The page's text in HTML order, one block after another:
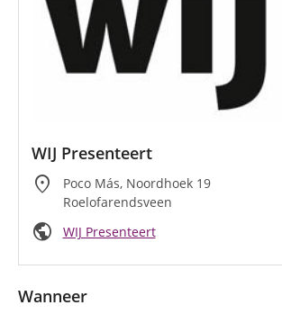
WIJ Presenteert
location_on
Poco Más, Noordhoek 19
Roelofarendsveen
public WIJ Presenteert
Wanneer